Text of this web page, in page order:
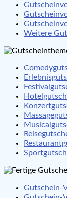
Weitere
Gutschein-